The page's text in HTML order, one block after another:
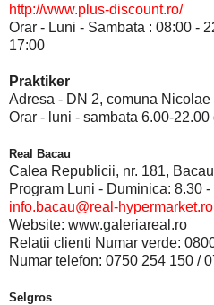
http://www.plus-discount.ro/
Orar - Luni - Sambata : 08:00 -
17:00
Praktiker
Adresa - DN 2, comuna Nicolae
Orar - luni - sambata 6.00-
Real Bacau
Calea Republicii, nr. 181,
Program Luni - Duminica: 8.30 -
info.bacau@real-hypermarket.ro
Website: www.galeriareal.ro
Relatii clienti Numar verde:
Numar telefon: 0750 254 150 /
Selgros